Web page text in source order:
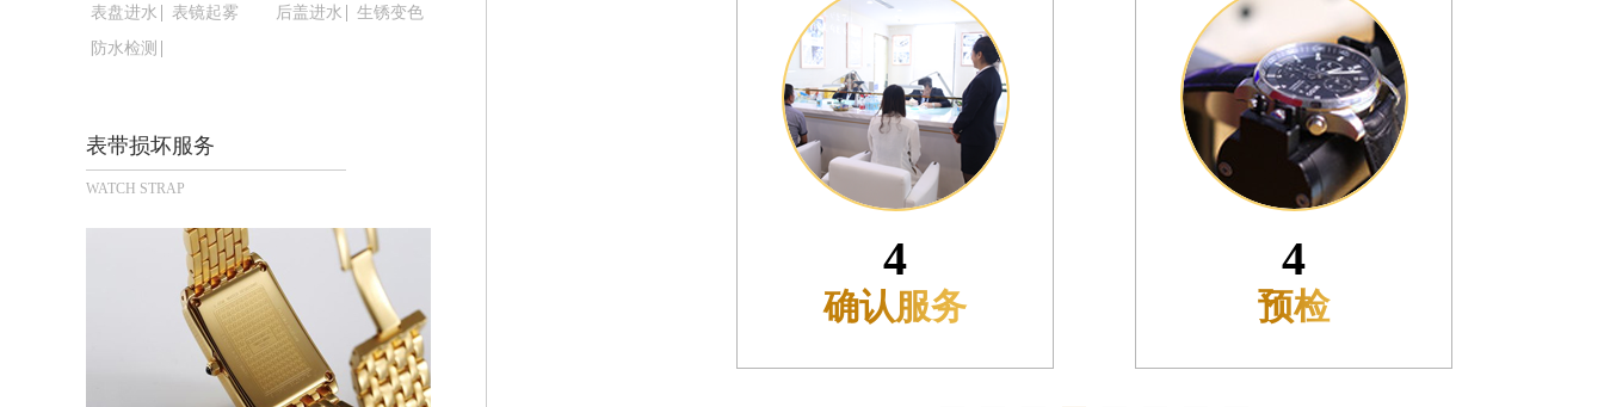
西安市碑林区南关正街88号华侨城长安国际中心E座6楼10室（需提前预约）
内蒙古自治区呼和浩特市玉泉区大学西街70号华润万象城写字楼（鄂尔多斯大厦）23层2326室（需提前预约）
甘肃省兰州市七里河区西津西路16号兰州中心写字楼21层2102室（需提前预约）
重庆市解放碑渝中区民权路28号英利国际金融中心写字楼20层01室（需提前预约）
黑龙江省大庆市萨尔图区会战大街腕表时光售后服务中心（需提前预约）
黑龙江省鹤岗市向阳区红军路腕表时光售后服务中心（需提前预约）
黑龙江省黑河市爱辉区中央街腕表时光售后服务中心（需提前预约）
表盘进水 表镜起雾 后盖进水
生锈变色
防水检测
表带损坏服务
WATCH STRAP
5
进入流程
5
确认付款